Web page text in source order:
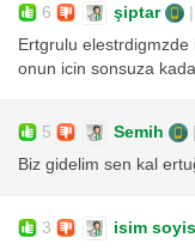
6 şiptar |
Ertgrulu
onun icin sonsuza
5 Semih |
Biz gidelim sen kal
3 isim